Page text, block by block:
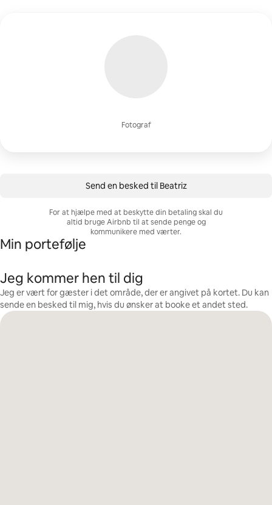
Fotograf
Send en besked til Beatriz
For at hjælpe med at beskytte din betaling skal du
altid bruge Airbnb til at sende penge og
kommunikere med værter.
Min portefølje
Jeg kommer hen til dig
Jeg er vært for gæster i det område, der er angivet på kortet. Du kan
sende en besked til mig, hvis du ønsker at booke et andet sted.